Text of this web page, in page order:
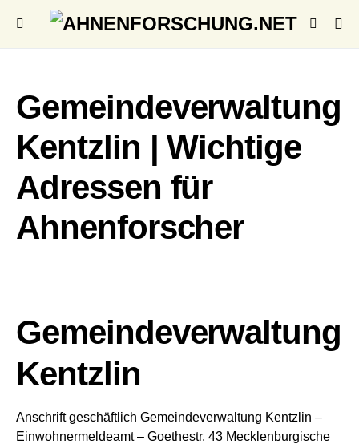
Gemeindeverwaltung
Kentzlin | Wichtige
Adressen für
Ahnenforscher
Gemeindeverwaltung
Kentzlin
Anschrift geschäftlich Gemeindeverwaltung Kentzlin –
Einwohnermeldeamt – Goethestr. 43 Mecklenburgische